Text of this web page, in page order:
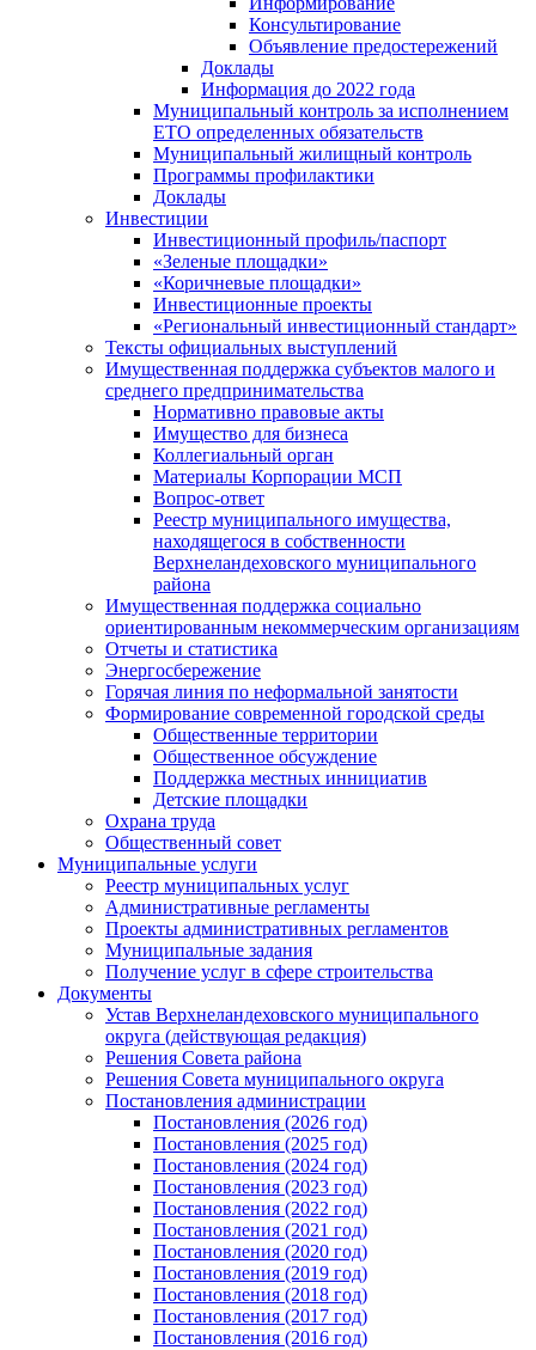
Консультирование
Объявление предостережений
Доклады
Информация до 2022 года
Муниципальный контроль за исполнением
ЕТО определенных обязательств
Муниципальный жилищный контроль
Программы профилактики
Доклады
Инвестиции
Инвестиционный профиль/паспорт
«Зеленые площадки»
«Коричневые площадки»
Инвестиционные проекты
«Региональный инвестиционный стандарт»
Тексты официальных выступлений
Имущественная поддержка субъектов малого и
среднего предпринимательства
Нормативно правовые акты
Имущество для бизнеса
Коллегиальный орган
Материалы Корпорации МСП
Вопрос-ответ
Реестр муниципального имущества,
находящегося в собственности
Верхнеландеховского муниципального
района
Имущественная поддержка социально
ориентированным некоммерческим организациям
Отчеты и статистика
Энергосбережение
Горячая линия по неформальной занятости
Формирование современной городской среды
Общественные территории
Общественное обсуждение
Поддержка местных иннициатив
Детские площадки
Охрана труда
Общественный совет
Муниципальные услуги
Реестр муниципальных услуг
Административные регламенты
Проекты административных регламентов
Муниципальные задания
Получение услуг в сфере строительства
Документы
Устав Верхнеландеховского муниципального
округа (действующая редакция)
Решения Совета района
Решения Совета муниципального округа
Постановления администрации
Постановления (2026 год)
Постановления (2025 год)
Постановления (2024 год)
Постановления (2023 год)
Постановления (2022 год)
Постановления (2021 год)
Постановления (2020 год)
Постановления (2019 год)
Постановления (2018 год)
Постановления (2017 год)
Постановления (2016 год)